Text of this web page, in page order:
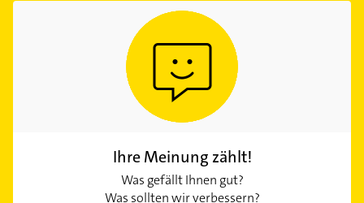
Ihre Meinung zählt!
Was gefällt Ihnen gut?
Was sollten wir verbessern?